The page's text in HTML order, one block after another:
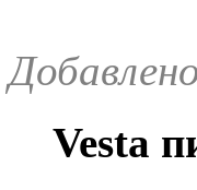
Vesta